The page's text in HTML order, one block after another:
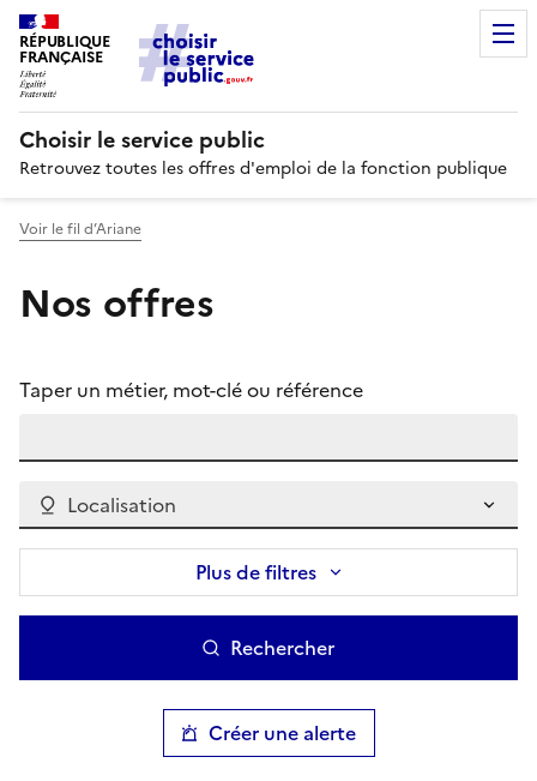
RÉPUBLIQUE
FRANÇAISE
Choisir le service public
Retrouvez toutes les offres d'emploi de la fonction publique
Voir le fil d’Ariane
Nos offres
Taper un métier, mot-clé ou référence
Localisation
Plus de filtres
Rechercher
Créer une alerte